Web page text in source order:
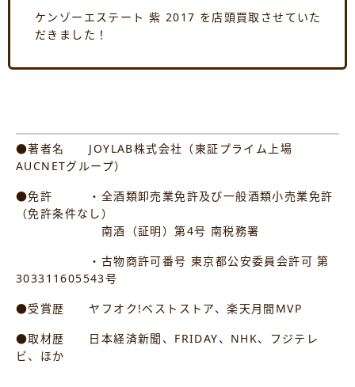
ケンゾーエステート 紫 2017 を店頭買取させていた
だきました！
●著者名 JOYLAB株式会社（東証プライム上場
AUCNETグループ）
●免許 ・全酒類卸売業免許及び一般酒類小売業免許
（免許条件なし）
南酒（証明）第4号 南税務署
・古物商許可番号 東京都公安委員会許可 第
303311605543号
●受賞歴 ヤフオク!ベストストア、楽天月間MVP
●取材歴 日本経済新聞、FRIDAY、NHK、フジテレ
ビ、ほか